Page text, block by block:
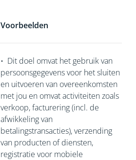
Voorbeelden
• Dit doel omvat het gebruik van
persoonsgegevens voor het sluiten
en uitvoeren van overeenkomsten
met jou en omvat activiteiten zoals
verkoop, facturering (incl. de
afwikkeling van
betalingstransacties), verzending
van producten of diensten,
registratie voor mobiele